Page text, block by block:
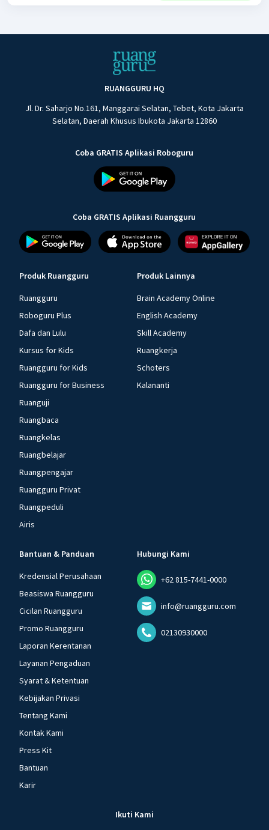
RUANGGURU HQ
Jl. Dr. Saharjo No.161, Manggarai Selatan, Tebet, Kota Jakarta
Selatan, Daerah Khusus Ibukota Jakarta 12860
Coba GRATIS Aplikasi Roboguru
Coba GRATIS Aplikasi Ruangguru
Produk Ruangguru
Ruangguru
Roboguru Plus
Dafa dan Lulu
Kursus for Kids
Ruangguru for Kids
Ruangguru for Business
Ruanguji
Ruangbaca
Ruangkelas
Ruangbelajar
Ruangpengajar
Ruangguru Privat
Ruangpeduli
Airis
Produk Lainnya
Brain Academy Online
English Academy
Skill Academy
Ruangkerja
Schoters
Kalananti
Bantuan & Panduan
Kredensial Perusahaan
Beasiswa Ruangguru
Cicilan Ruangguru
Promo Ruangguru
Laporan Kerentanan
Layanan Pengaduan
Syarat & Ketentuan
Kebijakan Privasi
Tentang Kami
Kontak Kami
Press Kit
Bantuan
Karir
Hubungi Kami
+62 815-7441-0000
info@ruangguru.com
02130930000
Ikuti Kami